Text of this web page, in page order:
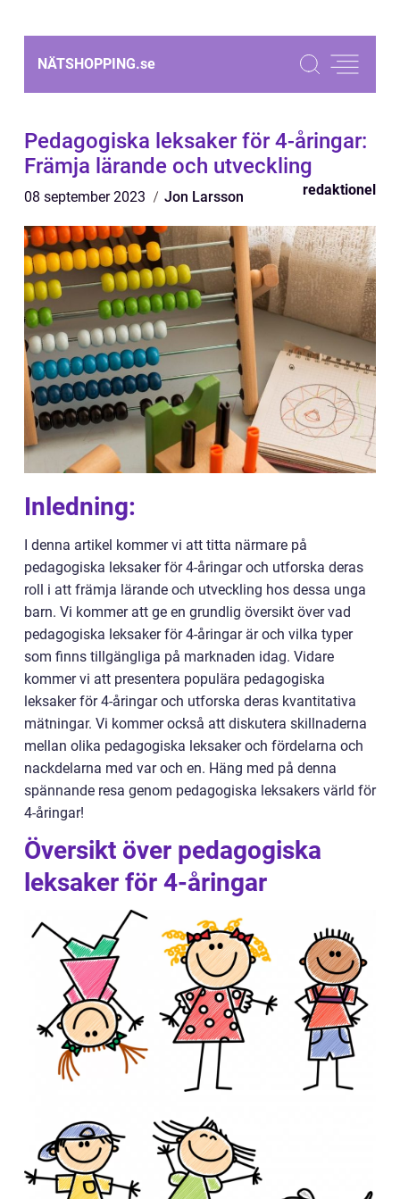
NÄTSHOPPING.se
Pedagogiska leksaker för 4-åringar:
Främja lärande och utveckling
08 september 2023 Jon Larsson redaktionel
Inledning:
I denna artikel kommer vi att titta närmare på
pedagogiska leksaker för 4-åringar och utforska deras
roll i att främja lärande och utveckling hos dessa unga
barn. Vi kommer att ge en grundlig översikt över vad
pedagogiska leksaker för 4-åringar är och vilka typer
som finns tillgängliga på marknaden idag. Vidare
kommer vi att presentera populära pedagogiska
leksaker för 4-åringar och utforska deras kvantitativa
mätningar. Vi kommer också att diskutera skillnaderna
mellan olika pedagogiska leksaker och fördelarna och
nackdelarna med var och en. Häng med på denna
spännande resa genom pedagogiska leksakers värld för
4-åringar!
Översikt över pedagogiska
leksaker för 4-åringar